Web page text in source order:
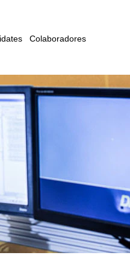
Colaboradores